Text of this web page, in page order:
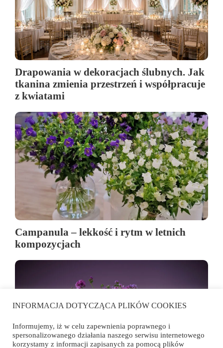
Drapowania w dekoracjach ślubnych. Jak
tkanina zmienia przestrzeń i współpracuje
z kwiatami
Campanula – lekkość i rytm w letnich
kompozycjach
INFORMACJA DOTYCZĄCA PLIKÓW COOKIES
Informujemy, iż w celu zapewnienia poprawnego i
spersonalizowanego działania naszego serwisu internetowego
korzystamy z informacji zapisanych za pomocą plików